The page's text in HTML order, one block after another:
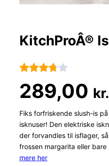
KitchProÂ®
som
3.7ud
af 5
baseret
på
289,00 kr.
Fiks forfriskende slush-is
isknuser! Den elektriske
der forvandles til isflager,
frossen margarita eller
mere her